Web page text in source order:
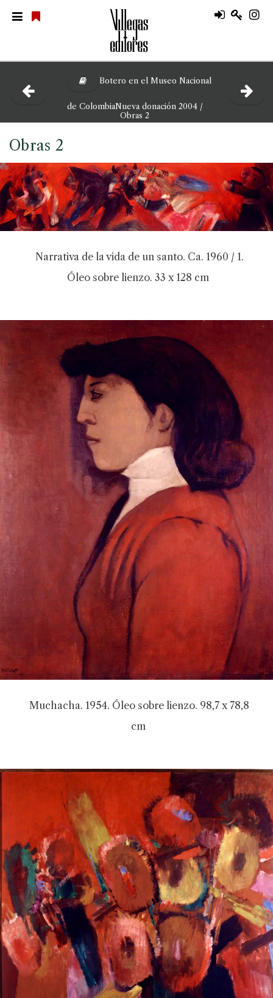
Botero en el Museo Nacional
de ColombiaNueva donación 2004 /
Obras 2
Obras 2
Narrativa de la vida de un santo. Ca. 1960 / 1.
Óleo sobre lienzo. 33 x 128 cm
Muchacha. 1954. Óleo sobre lienzo. 98,7 x 78,8
cm